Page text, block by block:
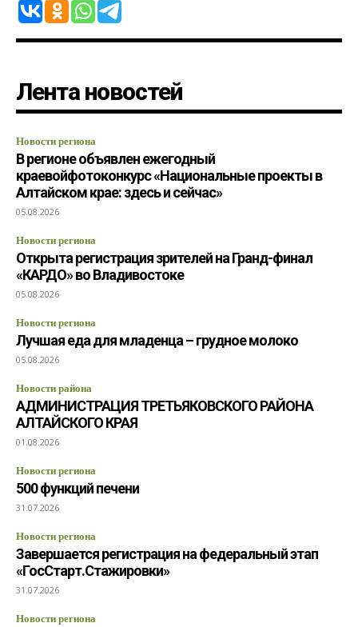
Лента новостей
Новости региона
В регионе объявлен ежегодный
краевойфотоконкурс «Национальные проекты в
Алтайском крае: здесь и сейчас»
05.08.2026
Новости региона
Открыта регистрация зрителей на Гранд-финал
«КАРДО» во Владивостоке
05.08.2026
Новости региона
Лучшая еда для младенца – грудное молоко
05.08.2026
Новости района
АДМИНИСТРАЦИЯ ТРЕТЬЯКОВСКОГО РАЙОНА
АЛТАЙСКОГО КРАЯ
01.08.2026
Новости региона
500 функций печени
31.07.2026
Новости региона
Завершается регистрация на федеральный этап
«ГосСтарт.Стажировки»
31.07.2026
Новости региона